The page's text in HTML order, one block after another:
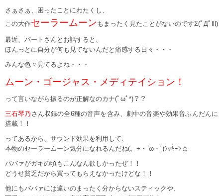
さぁさぁ、困ったことにわたくし、
この大作セーラームーン もまったく見たことがないのですΣ(ﾟДﾟlll)
最近、パートさんとお話すると、
ほんっとに自分が何も見てないんだと痛感する日々・・・
みんな色々見てるよね・・・
ムーン・ゴージャス・メディテイション！
って言いながら振るのが正解なのカナ(ﾟωﾟ*)？？
三石琴乃 さん収録の全6種の音声を含み、劇中の音楽や効果音ふんだんに
搭載！！
ってあるから、サウンド効果を利用して、
本物のセーラームーン気分になれるんだね(。+・`ω・´)ｼｬｷｰﾝ☆
ババァがガキの頃もこんなん欲しかったぜ！！
どうせ貧乏だから買ってもらえなかったけどな！！
他にもババァには違いのまったく分からないスティックや、